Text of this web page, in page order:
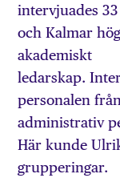
intervjuades
och Kalmar
akademiskt
ledarskap.
personalen
administrativ
Här kunde
grupperingar.